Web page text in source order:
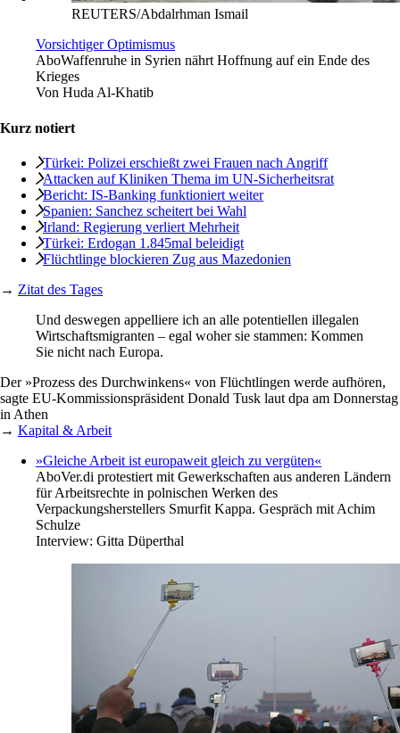
REUTERS/Abdalrhman Ismail
Vorsichtiger Optimismus
AboWaffenruhe in Syrien nährt Hoffnung auf ein Ende des
Krieges
Von Huda Al-Khatib
Kurz notiert
Türkei: Polizei erschießt zwei Frauen nach Angriff
Attacken auf Kliniken Thema im UN-Sicherheitsrat
Bericht: IS-Banking funktioniert weiter
Spanien: Sanchez scheitert bei Wahl
Irland: Regierung verliert Mehrheit
Türkei: Erdogan 1.845mal beleidigt
Flüchtlinge blockieren Zug aus Mazedonien
→ Zitat des Tages
Und deswegen appelliere ich an alle potentiellen illegalen
Wirtschaftsmigranten – egal woher sie stammen: Kommen
Sie nicht nach Europa.
Der »Prozess des Durchwinkens« von Flüchtlingen werde aufhören,
sagte EU-Kommis­sionspräsident Donald Tusk laut dpa am Donnerstag
in Athen
→ Kapital & Arbeit
»Gleiche Arbeit ist europaweit gleich zu vergüten«
AboVer.di protestiert mit Gewerkschaften aus anderen Ländern
für Arbeitsrechte in polnischen Werken des
Verpackungsherstellers Smurfit Kappa. Gespräch mit Achim
Schulze
Interview: Gitta Düperthal